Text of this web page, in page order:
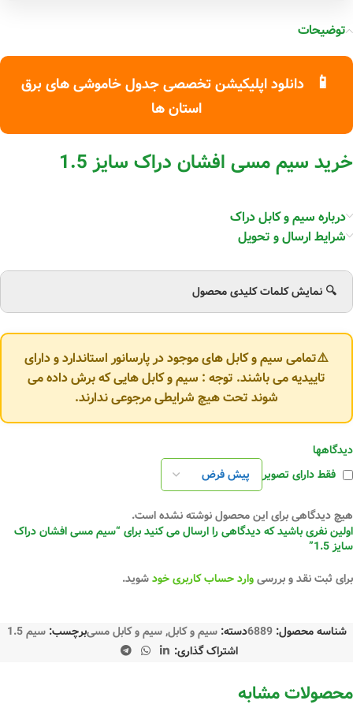
توضیحات
📱
دانلود اپلیکیشن تخصصی جدول خاموشی های برق
استان ها
خرید سیم مسی افشان دراک سایز 1.5
درباره سیم و کابل دراک
شرایط ارسال و تحویل
🔍 نمایش کلمات کلیدی محصول
⚠️تمامی سیم و کابل های موجود در پارسانور استاندارد و دارای
تاییدیه می باشند. توجه : سیم و کابل هایی که برش داده می
شوند تحت هیچ شرایطی مرجوعی ندارند.
دیدگاهها
فقط دارای تصویر
هیچ دیدگاهی برای این محصول نوشته نشده است.
اولین نفری باشید که دیدگاهی را ارسال می کنید برای “سیم مسی افشان دراک
سایز 1.5”
برای ثبت نقد و بررسیوارد حساب کاربری خودشوید.
شناسه محصول:6889دسته: سیم و کابل, سیم و کابل مسیبرچسب: سیم 1.5
اشتراک گذاری:
محصولات مشابه